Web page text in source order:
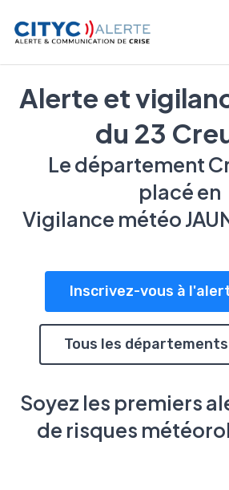
Téléalerte - Entreprises et
Alerte et
du 23
Le département
placé en
Vigilance météo
Inscrivez-vous à
Tous les
Soyez les premiers
de risques